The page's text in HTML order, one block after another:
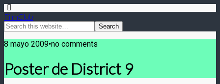
FilmClub
8 mayo 2009•no comments
Poster de District 9